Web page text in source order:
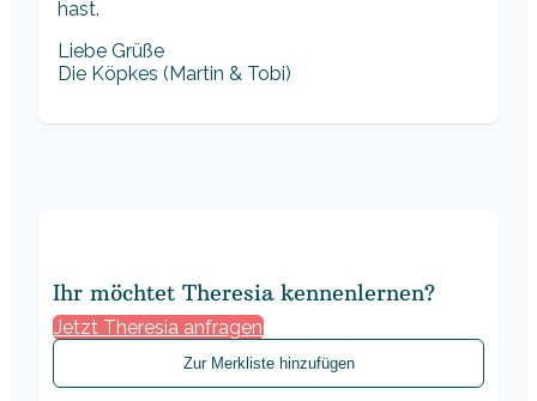
hast.
Liebe Grüße
Die Köpkes (Martin & Tobi)
Ihr möchtet Theresia kennenlernen?
Jetzt Theresia anfragen
Zur Merkliste hinzufügen